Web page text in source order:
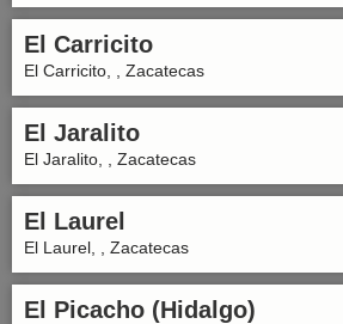
El Carricito
El Carricito, , Zacatecas
El Jaralito
El Jaralito, , Zacatecas
El Laurel
El Laurel, , Zacatecas
El Picacho (Hidalgo)